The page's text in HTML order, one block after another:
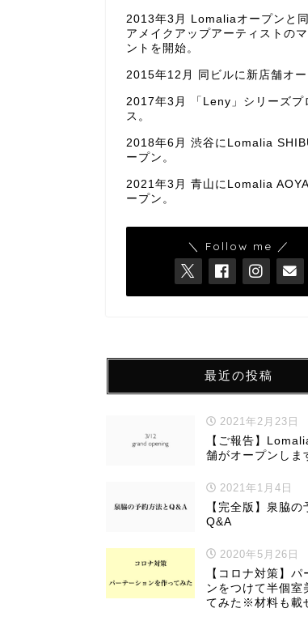
2013年3月 Lomaliaオープンと
アメイクアップアーティストの
ントを開始。
2015年12月 同ビルに新店舗オー
2017年3月 「Leny」シリーズプ
ス。
2018年6月 渋谷にLomalia
ープン。
2021年3月 青山にLomalia
ープン。
＼ Follow me ／
最近の投稿
2021年2月23日
【ご報告】
舗がオープンしま
2021年1月4日
【完全版】泉脇の
Q&A
2020年5月26日
【コロナ対策】パ
ンをつけて半個室
てみた※材料も載